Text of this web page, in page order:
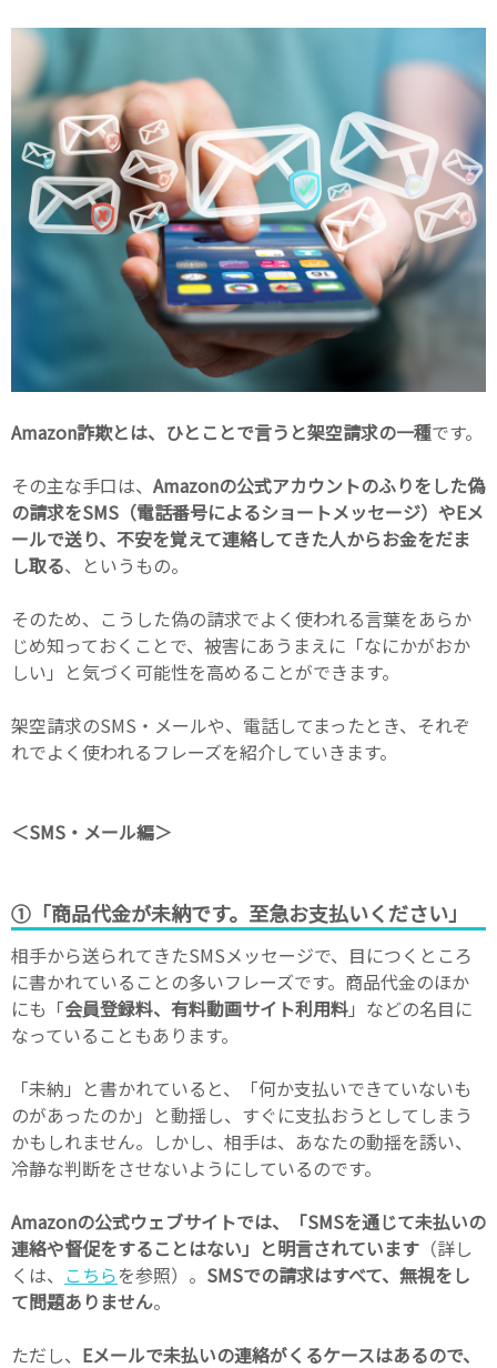
Amazon詐欺とは、ひとことで言うと架空請求の一種です。
その主な手口は、 Amazonの公式アカウントのふりをした偽
の請求をSMS（電話番号によるショートメッセージ）やEメ
ールで送り、不安を覚えて連絡してきた人からお金をだま
し取る、というもの。
そのため、こうした偽の請求でよく使われる言葉をあらか
じめ知っておくことで、被害にあうまえに「なにかがおか
しい」と気づく可能性を高めることができます。
架空請求のSMS・メールや、電話してまったとき、それぞ
れでよく使われるフレーズを紹介していきます。
＜SMS・メール編＞
①「商品代金が未納です。至急お支払いください」
相手から送られてきたSMSメッセージで、目につくところ
に書かれていることの多いフレーズです。商品代金のほか
にも「会員登録料、有料動画サイト利用料」などの名目に
なっていることもあります。
「未納」と書かれていると、「何か支払いできていないも
のがあったのか」と動揺し、すぐに支払おうとしてしまう
かもしれません。しかし、相手は、あなたの動揺を誘い、
冷静な判断をさせないようにしているのです。
Amazonの公式ウェブサイトでは、「SMSを通じて未払いの
連絡や督促をすることはない」と明言されています （詳し
くは、 こちらを参照）。 SMSでの請求はすべて、無視をし
て問題ありません。
ただし、 Eメールで未払いの連絡がくるケースはあるので、